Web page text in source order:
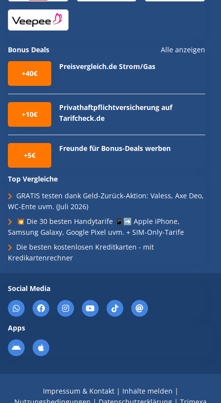
Bonus Deals Alle anzeigen
+40€
Preisvergleich.de Strom/Gas
+10€
Privathaftpflichtversicherung auf
Tarifcheck.de
+5€
Freunde für Bonus-Deals werben
Top Vergleiche
GRATIS testen dank Geld-Zurück-Aktion: Valess, Axe Deo,
WC-Ente uvm. (Juli 2026)
💥 Die 30 besten Handytarife 📱➡️ Apple iPhone,
Samsung Galaxy, Google Pixel uvm. + SIM-Only-Tarife
Die besten kostenlosen Kreditkarten - mit
Kredikartenrechner
Social Media
Apps
Impressum & Kontakt| Inhalte melden |